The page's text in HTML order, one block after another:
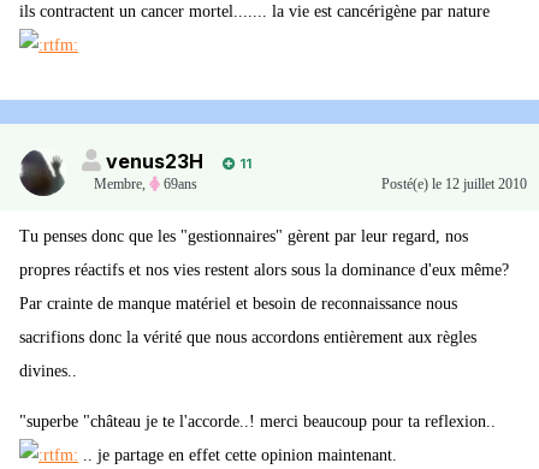
ils contractent un cancer mortel....... la vie est cancérigène par nature
venus23H
11
Membre
69ans Posté(e) le 12 juillet 2010
Tu penses donc que les "gestionnaires" gèrent par leur regard, nos
propres réactifs et nos vies restent alors sous la dominance d'eux même?
Par crainte de manque matériel et besoin de reconnaissance nous
sacrifions donc la vérité que nous accordons entièrement aux règles
divines..
"superbe "château je te l'accorde..! merci beaucoup pour ta reflexion..
.. je partage en effet cette opinion maintenant.